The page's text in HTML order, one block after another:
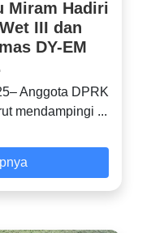
Miram Hadiri
III dan
DY-EM
Anggota DPRK
mendampingi ...